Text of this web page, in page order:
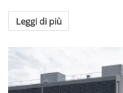
Leggi di più